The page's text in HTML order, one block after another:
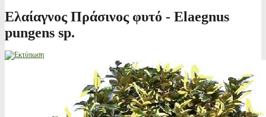
Ελαίαγνος Πράσινος φυτό - Elaegnus
pungens sp.